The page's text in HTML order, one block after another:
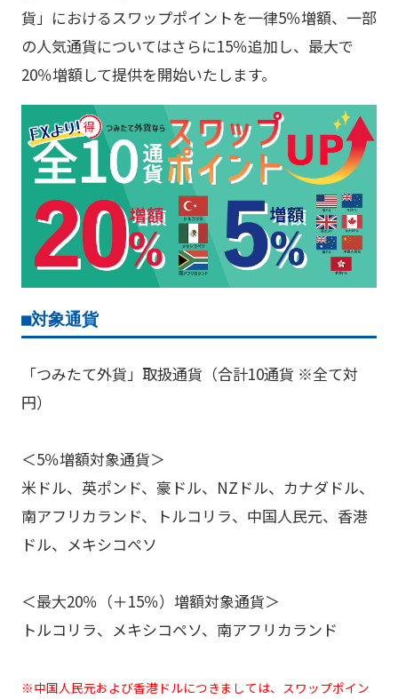
貨」におけるスワップポイントを一律5％増額、一部
の人気通貨についてはさらに15％追加し、最大で
20％増額して提供を開始いたします。
■対象通貨
「つみたて外貨」取扱通貨（合計10通貨 ※全て対
円）
＜5％増額対象通貨＞
米ドル、英ポンド、豪ドル、NZドル、カナダドル、
南アフリカランド、トルコリラ、中国人民元、香港
ドル、メキシコペソ
＜最大20％（＋15％）増額対象通貨＞
トルコリラ、メキシコペソ、南アフリカランド
※中国人民元および香港ドルにつきましては、スワップポイン